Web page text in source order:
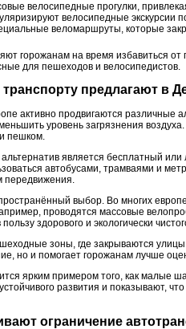
велосипедные прогулки,
велосипедные экскурсии
веломаршруты, которые
горожанам на время избавиться
для пешеходов и велосипедистов.
транспорту предлагают в
активно продвигаются
уровень загрязнения
пешком.
является бесплатный
автобусами, трамваями и
передвижения.
выбор. Во многих
проводятся массовые
здорового и экологически
зоны, где закрываются
но и помогает горожанам лучше
ярким примером того, как малые
развития и показывают,
ограничение